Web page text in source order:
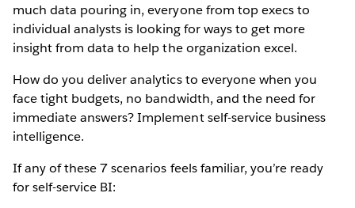
much data pouring in, everyone from top execs to
individual analysts is looking for ways to get more
insight from data to help the organization excel.
How do you deliver analytics to everyone when you
face tight budgets, no bandwidth, and the need for
immediate answers? Implement self-service business
intelligence.
If any of these 7 scenarios feels familiar, you’re ready
for self-service BI: